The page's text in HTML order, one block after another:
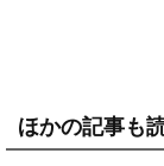
ほかの記事も